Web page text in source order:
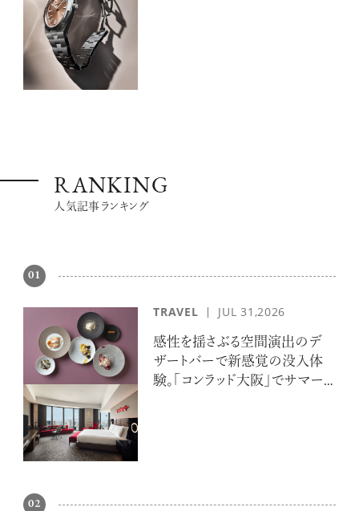
RANKING
人気記事ランキング
01
TRAVEL JUL 31,2026
感性を揺さぶる空間演出のデ
ザートバーで新感覚の没入体
験。「コンラッド大阪」でサマー
02